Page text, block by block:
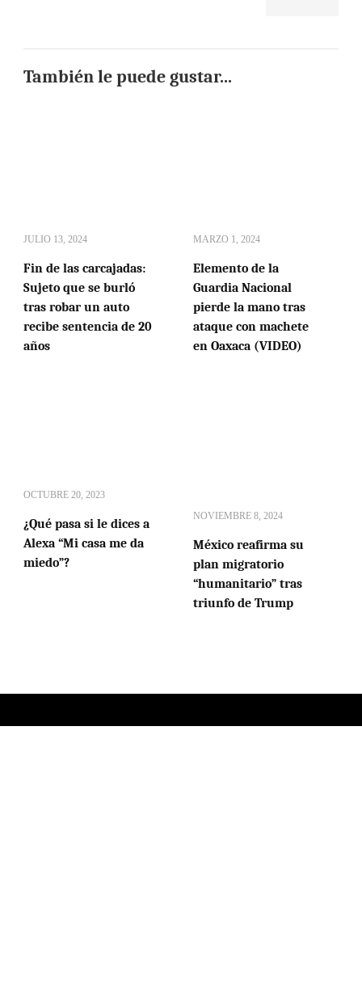
También le puede gustar...
JULIO 13, 2024
Fin de las carcajadas:
Sujeto que se burló
tras robar un auto
recibe sentencia de 20
años
MARZO 1, 2024
Elemento de la
Guardia Nacional
pierde la mano tras
ataque con machete
en Oaxaca (VIDEO)
OCTUBRE 20, 2023
¿Qué pasa si le dices a
Alexa “Mi casa me da
miedo”?
NOVIEMBRE 8, 2024
México reafirma su
plan migratorio
“humanitario” tras
triunfo de Trump